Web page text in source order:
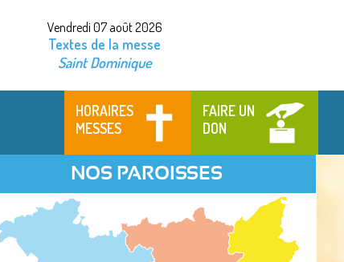
Vendredi 07 août 2026
Textes de la messe
Saint Dominique
HORAIRES
MESSES
FAIRE UN
DON
NOS PAROISSES